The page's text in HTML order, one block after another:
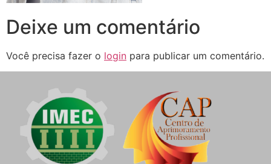
Deixe um comentário
Você precisa fazer o login para publicar um comentário.